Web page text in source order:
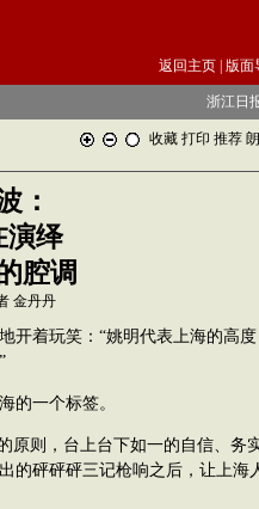
返回主页 版面
浙江日
收藏 打印 推荐
：
演绎
腔调
金丹丹
着玩笑：“姚明代表上海的高度
一个标签。
则，台上台下如一的自信、务
的砰砰砰三记枪响之后，让上海